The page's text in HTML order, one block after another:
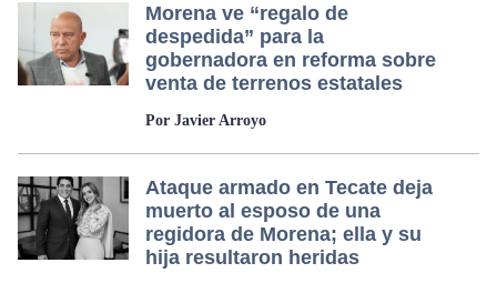
Morena ve “regalo de
despedida” para la
gobernadora en reforma sobre
venta de terrenos estatales
Por Javier Arroyo
Ataque armado en Tecate deja
muerto al esposo de una
regidora de Morena; ella y su
hija resultaron heridas